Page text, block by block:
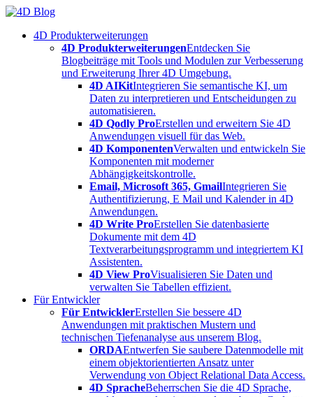
Skip
content4D Produkterweiterungen
4D ProdukterweiterungenEntdecken Sie
Blogbeiträge mit Tools und Modulen zur Verbesserung
und Erweiterung Ihrer 4D Umgebung.
4D AIKitIntegrieren Sie semantische KI, um
Daten zu interpretieren und Entscheidungen zu
automatisieren.
4D Qodly ProErstellen und erweitern Sie 4D
Anwendungen visuell für das Web.
4D KomponentenVerwalten und entwickeln Sie
Komponenten mit moderner
Abhängigkeitskontrolle.
Email, Microsoft 365, GmailIntegrieren Sie
Authentifizierung, E Mail und Kalender in 4D
Anwendungen.
4D Write ProErstellen Sie datenbasierte
Dokumente mit dem 4D
Textverarbeitungsprogramm und integriertem KI
Assistenten.
4D View ProVisualisieren Sie Daten und
verwalten Sie Tabellen effizient.
Für Entwickler
Für EntwicklerErstellen Sie bessere 4D
Anwendungen mit praktischen Mustern und
technischen Tiefenanalyse aus unserem Blog.
ORDAEntwerfen Sie saubere Datenmodelle mit
einem objektorientierten Ansatz unter
Verwendung von Object Relational Data Access.
4D SpracheBeherrschen Sie die 4D Sprache,